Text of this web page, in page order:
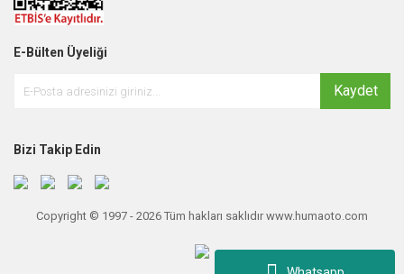
E-Bülten Üyeliği
Kaydet
Bizi Takip Edin
Copyright © 1997 - 2026 Tüm hakları saklıdır www.humaoto.com